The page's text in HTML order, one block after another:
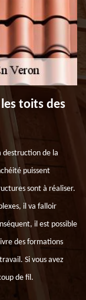
toits des
destruction de la
puissent
sont à réaliser.
il va falloir
il est possible
des formations
Si vous avez
de fil.